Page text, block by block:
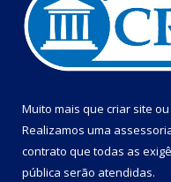
Muito mais que criar site ou
Realizamos uma
contrato que todas as
pública serão atendidas.